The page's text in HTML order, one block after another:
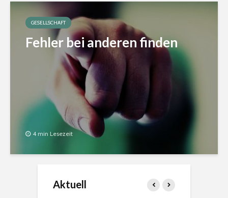
GESELLSCHAFT
Fehler bei anderen finden
4 min Lesezeit
Aktuell